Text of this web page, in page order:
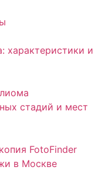
характеристики и
стадий и мест
FotoFinder
в Москве